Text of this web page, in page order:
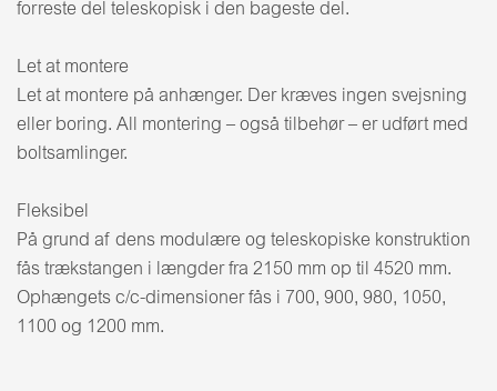
forreste del teleskopisk i den bageste del.
Let at montere
Let at montere på anhænger. Der kræves ingen svejsning
eller boring. All montering – også tilbehør – er udført med
boltsamlinger.
Fleksibel
På grund af dens modulære og teleskopiske konstruktion
fås trækstangen i længder fra 2150 mm op til 4520 mm.
Ophængets c/c-dimensioner fås i 700, 900, 980, 1050,
1100 og 1200 mm.